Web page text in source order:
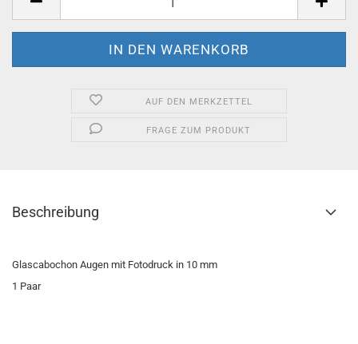
AUF DEN MERKZETTEL
FRAGE ZUM PRODUKT
Beschreibung
Glascabochon Augen mit Fotodruck in 10 mm
1 Paar